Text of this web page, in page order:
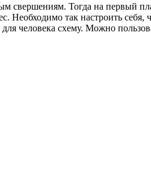
свершениям. Тогда на первый
так настроить себя,
человека схему. Можно